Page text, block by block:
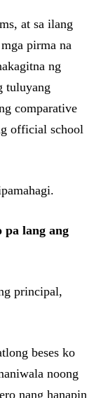
at sa ilang
pirma na
ng
tuluyang
comparative
official school
pa lang ang
principal,
beses ko
noong
nang hanapin